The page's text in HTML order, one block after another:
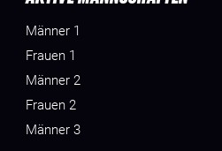
Männer 1
Frauen 1
Männer 2
Frauen 2
Männer 3